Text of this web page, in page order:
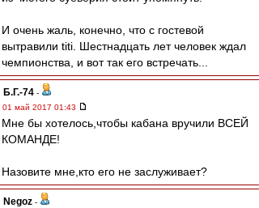
И очень жаль, конечно, что с гостевой
вытравили titi. Шестнадцать лет человек ждал
чемпионства, и вот так его встречать...
Б.Г.-74 -
01 май 2017 01:43
Мне бы хотелось,чтобы кабана вручили ВСЕЙ
КОМАНДЕ!
Назовите мне,кто его не заслуживает?
Negoz -